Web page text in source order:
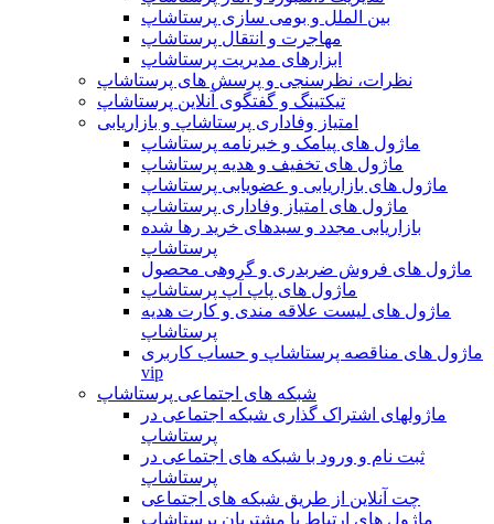
بین الملل و بومی سازی پرستاشاپ
مهاجرت و انتقال پرستاشاپ
ابزارهای مدیریت پرستاشاپ
نظرات، نظرسنجی و پرسش های پرستاشاپ
تیکتینگ و گفتگوی آنلاین پرستاشاپ
امتیاز وفاداری پرستاشاپ و بازاریابی
ماژول های پیامک و خبرنامه پرستاشاپ
ماژول های تخفیف و هدیه پرستاشاپ
ماژول های بازاریابی و عضویابی پرستاشاپ
ماژول های امتیاز وفاداری پرستاشاپ
بازاریابی مجدد و سبدهای خرید رها شده
پرستاشاپ
ماژول های فروش ضربدری و گروهی محصول
ماژول های پاپ آپ پرستاشاپ
ماژول های لیست علاقه مندی و کارت هدیه
پرستاشاپ
ماژول های مناقصه پرستاشاپ و حساب کاربری
vip
شبکه های اجتماعی پرستاشاپ
ماژولهای اشتراک‌ گذاری شبکه اجتماعی در
پرستاشاپ
ثبت نام و ورود با شبکه های اجتماعی در
پرستاشاپ
چت آنلاین از طریق شبکه های اجتماعی
ماژول های ارتباط با مشتریان پرستاشاپ